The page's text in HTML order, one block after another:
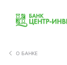
О БАНКЕ